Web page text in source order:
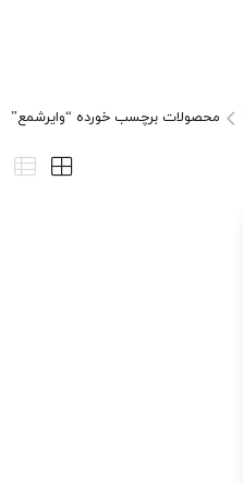
محصولات برچسب خورده “وایرشمع”